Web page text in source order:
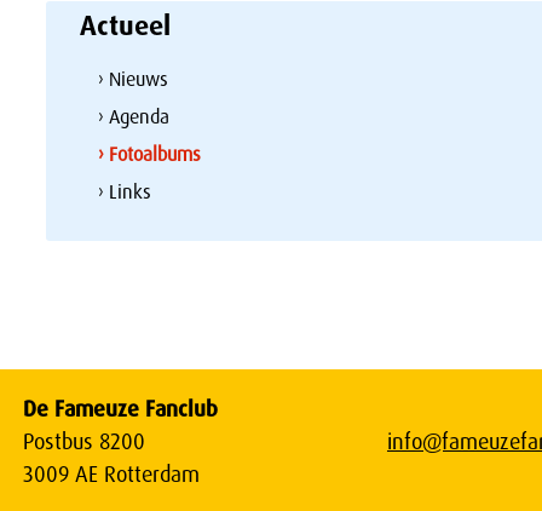
Actueel
› Nieuws
› Agenda
› Fotoalbums
› Links
De Fameuze Fanclub
Postbus 8200
3009 AE Rotterdam